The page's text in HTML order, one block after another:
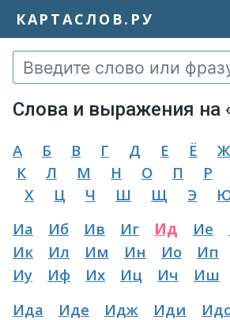
КАРТАСЛОВ.РУ
Слова и выражения на
А Б В Г Д Е Ё Ж
К
Л М Н О П Р
Х
Ц Ч Ш Щ Э
Иа
Иб Ив Иг Ид Ие
Ик
Ил Им Ин Ио Ип
Иу
Иф Их Иц Ич Иш
Ида
Иде Идж Иди